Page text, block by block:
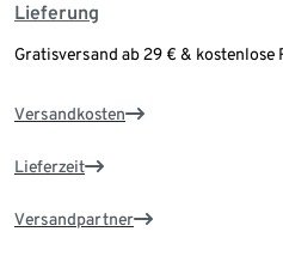
Lieferung
Gratisversand ab 29 € & kostenlose
Versandkosten
Lieferzeit
Versandpartner